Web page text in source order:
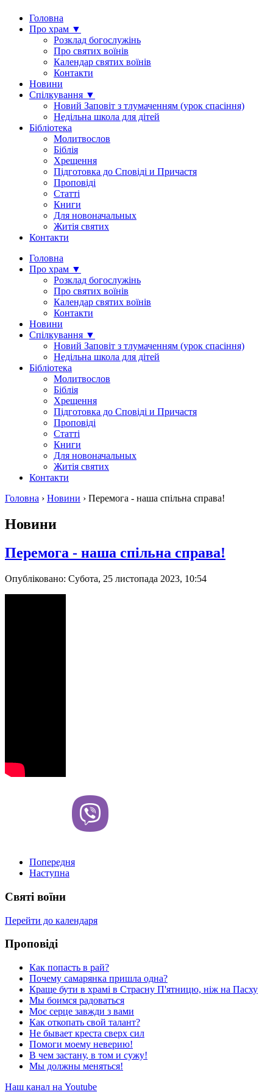
Головна
Про храм ▼
Розклад богослужінь
Про святих воїнів
Календар святих воїнів
Контакти
Новини
Спілкування ▼
Новий Заповіт з тлумаченням (урок спасіння)
Недільна школа для дітей
Бібліотека
Молитвослов
Біблія
Хрещення
Підготовка до Сповіді и Причастя
Проповіді
Статті
Книги
Для новоначальных
Житія святих
Контакти
Головна
Про храм ▼
Розклад богослужінь
Про святих воїнів
Календар святих воїнів
Контакти
Новини
Спілкування ▼
Новий Заповіт з тлумаченням (урок спасіння)
Недільна школа для дітей
Бібліотека
Молитвослов
Біблія
Хрещення
Підготовка до Сповіді и Причастя
Проповіді
Статті
Книги
Для новоначальных
Житія святих
Контакти
Головна › Новини › Перемога - наша спільна справа!
Новини
Перемога - наша спільна справа!
Опубліковано: Субота, 25 листопада 2023, 10:54
Попередня
Наступна
Святі воїни
Перейти до календаря
Проповіді
Как попасть в рай?
Почему самарянка пришла одна?
Краще бути в храмі в Страсну П'ятницю, ніж на Пасху
Мы боимся радоваться
Моє серце завжди з вами
Как откопать свой талант?
Не бывает креста сверх сил
Помоги моему неверию!
В чем застану, в том и сужу!
Мы должны меняться!
Наш канал на Youtube